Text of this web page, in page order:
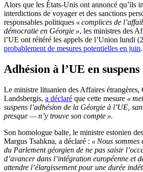
Alors que les États-Unis ont annoncé qu’ils
interdictions de voyager et des sanctions
responsables politiques « complices de
démocratie en Géorgie », les ministres des
l’UE ont réitéré les appels de l’Union lundi
probablement de mesures potentielles en juin.
Adhésion à l’UE en suspens
Le ministre lituanien des Affaires étrangères,
Landsbergis, a déclaré que cette mesure «
suspens l’adhésion de la Géorgie à l’UE,
presque — n’y trouve son compte ».
Son homologue balte, le ministre estonien
Margus Tsahkna, a déclaré : « Nous
du Parlement géorgien de ne pas saisir
d’avancer dans l’intégration européenne et
attendre l’élargissement pour une durée